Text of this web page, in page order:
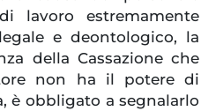
lavoro estremamente
e deontologico, la
della Cassazione che
non ha il potere di
è obbligato a segnalarlo